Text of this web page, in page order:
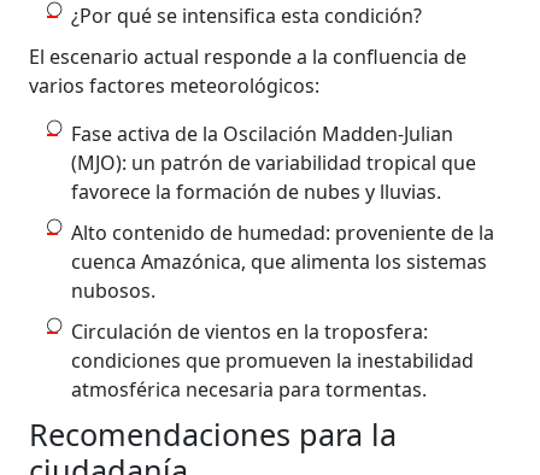
¿Por qué se intensifica esta condición?
El escenario actual responde a la confluencia de
varios factores meteorológicos:
Fase activa de la Oscilación Madden-Julian
(MJO): un patrón de variabilidad tropical que
favorece la formación de nubes y lluvias.
Alto contenido de humedad: proveniente de la
cuenca Amazónica, que alimenta los sistemas
nubosos.
Circulación de vientos en la troposfera:
condiciones que promueven la inestabilidad
atmosférica necesaria para tormentas.
Recomendaciones para la